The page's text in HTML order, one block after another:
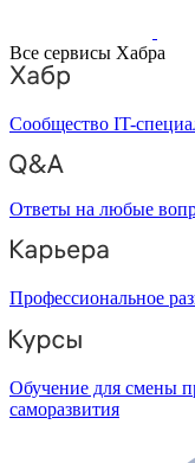
Все сервисы Хабра
Сообщество IT-
Ответы на любые
Профессиональное
Обучение для смены
саморазвития